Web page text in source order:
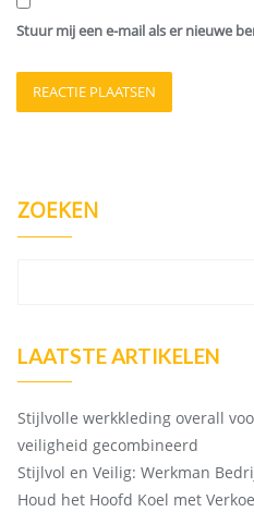
Stuur mij een e-mail als er nieuwe
ZOEKEN
LAATSTE ARTIKELEN
Stijlvolle werkkleding overall
veiligheid gecombineerd
Stijlvol en Veilig: Werkman
Houd het Hoofd Koel met